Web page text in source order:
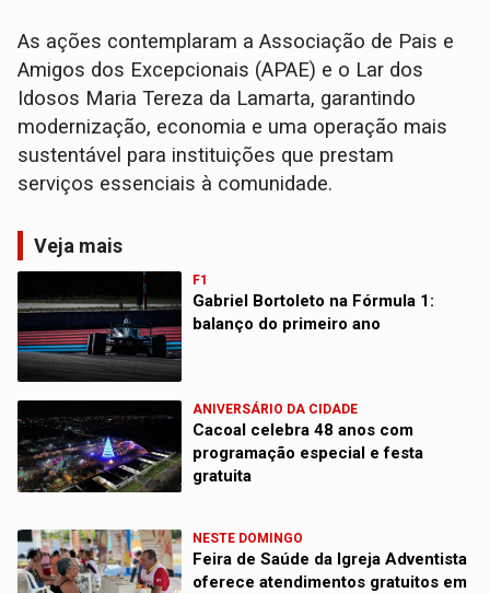
As ações contemplaram a Associação de Pais e
Amigos dos Excepcionais (APAE) e o Lar dos
Idosos Maria Tereza da Lamarta, garantindo
modernização, economia e uma operação mais
sustentável para instituições que prestam
serviços essenciais à comunidade.
Veja mais
F1
Gabriel Bortoleto na Fórmula 1:
balanço do primeiro ano
ANIVERSÁRIO DA CIDADE
Cacoal celebra 48 anos com
programação especial e festa
gratuita
NESTE DOMINGO
Feira de Saúde da Igreja Adventista
oferece atendimentos gratuitos em